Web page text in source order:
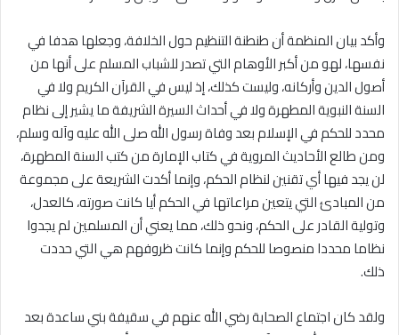
وأكد بيان المنظمة أن طنطنة التنظيم حول الخلافة، وجعلها هدفا في
نفسها، لهو من أكبر الأوهام التي تصدر للشباب المسلم على أنها من
أصول الدين وأركانه، وليست كذلك، إذ ليس في القرآن الكريم ولا في
السنة النبوية المطهرة ولا في أحداث السيرة الشريفة ما يشير إلى نظام
محدد للحكم في الإسلام بعد وفاة رسول الله صلى الله عليه وآله وسلم،
ومن طالع الأحاديث المروية في كتاب الإمارة من كتب السنة المطهرة،
لن يجد فيها أي تقنين لنظام الحكم، وإنما أكدت الشريعة على مجموعة
من المبادئ التي يتعين مراعاتها في الحكم أيا كانت صورته، كالعدل،
وتولية القادر على الحكم، ونحو ذلك، مما يعني أن المسلمين لم يجدوا
نظاما محددا منصوصا للحكم وإنما كانت ظروفهم هي التي حددت
ذلك.
ولقد كان اجتماع الصحابة رضي الله عنهم في سقيفة بني ساعدة بعد